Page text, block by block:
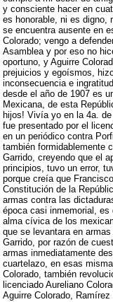
y consciente hacer en
es honorable, ni es digno,
se encuentra ausente en
Colorado; vengo a
Asamblea y por eso no
oportuno, y Aguirre
prejuicios y egoísmos,
inconsecuencia e
desde el año de 1907 es
Mexicana, de esta
hijos! Vivía yo en la 4a.
fue presentado por el
en un periódico contra
también formidablemente
Garrido, creyendo que el
principios, tuvo un error,
porque creía que
Constitución de la
armas contra las
época casi inmemorial, es
alma cívica de los
que se levantara en
Garrido, por razón de
armas inmediatamente
cuartelazo, en esas
Colorado, también
licenciado Aureliano
Aguirre Colorado,